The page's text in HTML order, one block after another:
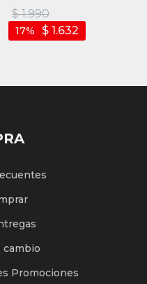
Marron
$ 1.990
$ 1.632
17
cambio
Promociones